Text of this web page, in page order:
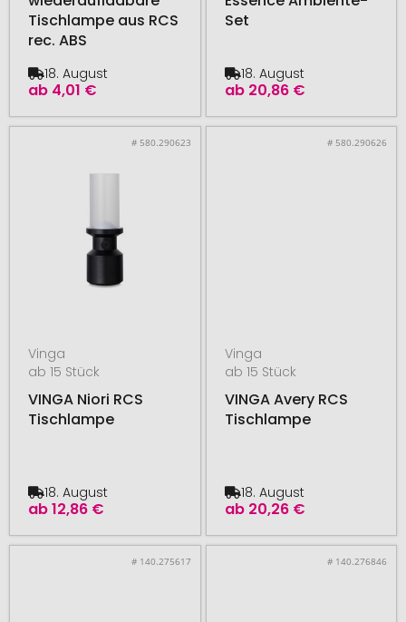
Tischlampe aus RCS
rec. ABS
ab 4,01 €
18. August
Set
ab 20,86 €
18. August
# 580.290623
Vinga
ab 15 Stück
VINGA Niori RCS
Tischlampe
ab12,86 €
18. August
# 580.290626
Vinga
ab 15 Stück
VINGA Avery RCS
Tischlampe
ab 20,26 €
18. August
# 140.275617 # 140.276846